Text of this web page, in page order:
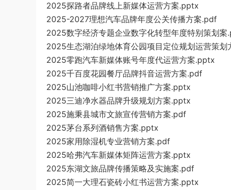
2025探路者品牌线上新媒体运营方案.pptx
2025-2027理想汽车品牌年度公关传播方案.pdf
2025数字经济专题企业数字化转型年度特别策划案
2025生态湖泊绿地体育公园项目定位规划运营策划
2025零跑汽车新媒体账号年度代运营方案.pptx
2025千百度花园餐厅品牌抖音运营方案.pdf
2025山池咖啡小红书营销推广方案.pptx
2025三迪净水器品牌升级规划方案.pptx
2025施秉县城市文旅宣传营销方案.pdf
2025茅台系列酒销售方案.pptx
2025家用除湿机专业营销方案.pdf
2025哈弗汽车新媒体矩阵运营方案.pptx
2025东湖文旅品牌传播策略及实施案.pdf
2025简一大理石瓷砖小红书运营方案.pptx